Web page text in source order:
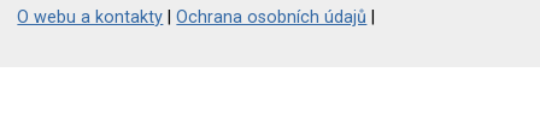
O webu a kontakty |Ochrana osobních údajů